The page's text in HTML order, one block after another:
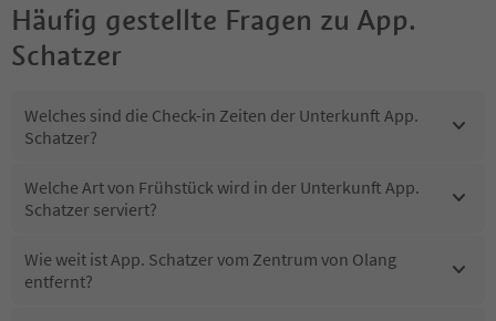
Häufig gestellte Fragen zu App.
Schatzer
Welches sind die Check-in Zeiten der Unterkunft App.
Schatzer?
Welche Art von Frühstück wird in der Unterkunft App.
Schatzer serviert?
Wie weit ist App. Schatzer vom Zentrum von Olang
entfernt?